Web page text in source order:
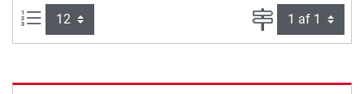
Artikel pr. side: Side